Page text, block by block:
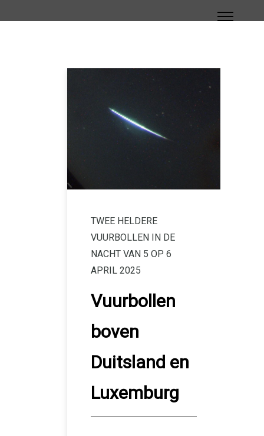
TWEE HELDERE
VUURBOLLEN IN DE
NACHT VAN 5 OP 6
APRIL 2025
Vuurbollen
boven
Duitsland en
Luxemburg